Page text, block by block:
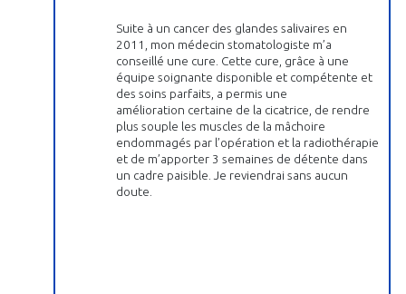
Suite à un cancer des glandes salivaires en
2011, mon médecin stomatologiste m’a
conseillé une cure. Cette cure, grâce à une
équipe soignante disponible et compétente et
des soins parfaits, a permis une
amélioration certaine de la cicatrice, de rendre
plus souple les muscles de la mâchoire
endommagés par l’opération et la radiothérapie
et de m’apporter 3 semaines de détente dans
un cadre paisible. Je reviendrai sans aucun
doute.